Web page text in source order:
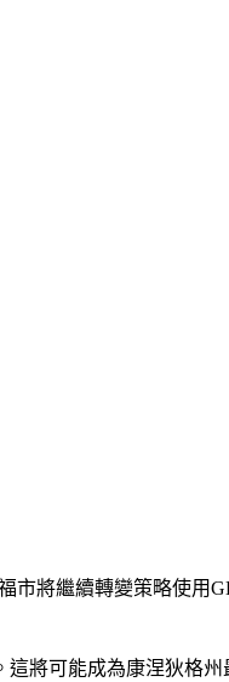
將繼續轉變策略使用
將可能成為康涅狄格州